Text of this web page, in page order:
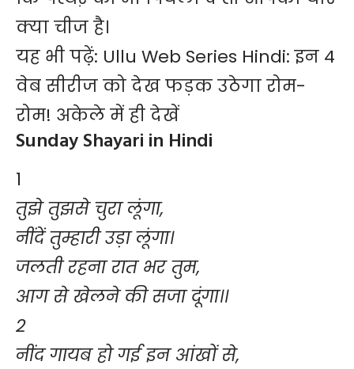
क्या चीज है।
यह भी पढ़ें: Ullu Web Series Hindi: इन 4
वेब सीरीज को देख फड़क उठेगा रोम-
रोम! अकेले में ही देखें
Sunday Shayari in Hindi
1
तुझे तुझसे चुरा लूंगा,
नींदें तुम्हारी उड़ा लूंगा।
जलती रहना रात भर तुम,
आग से खेलने की सजा दूंगा।।
2
नींद गायब हो गई इन आंखों से,